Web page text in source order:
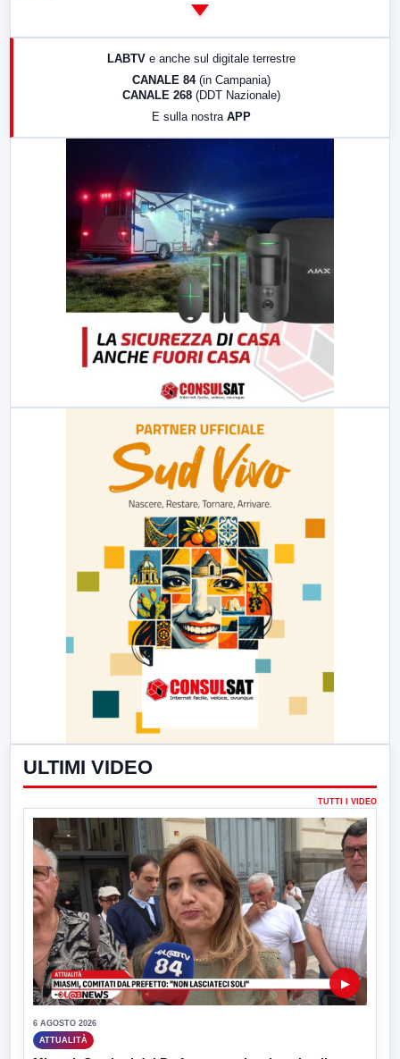
17:00 LabNews (replica)
LABTV e anche sul digitale terrestre
CANALE 84 (in Campania)
CANALE 268 (DDT Nazionale)
E sulla nostra APP
ULTIMI VIDEO
TUTTI I VIDEO
▶
6 AGOSTO 2026
ATTUALITÀ